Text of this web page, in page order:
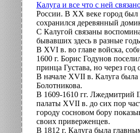
Калуга и все что с ней
России. В XX веке город был
сохранился деревянный
С Калугой связаны
бывавших здесь в разные
В XVI в. во главе войска,
1600 г. Борис Годунов
принца Густава, но через
В начале XVII в. Калуга была
Болотникова.
В 1609-1610 гг. Лжедмитрий
палаты XVII в. до сих пор
городу сосновом бору
своих приверженцев.
В 1812 г. Калуга была